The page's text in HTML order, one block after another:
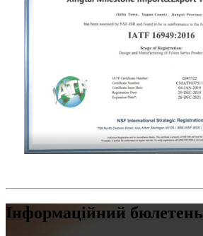
Інформаційний бюлетень